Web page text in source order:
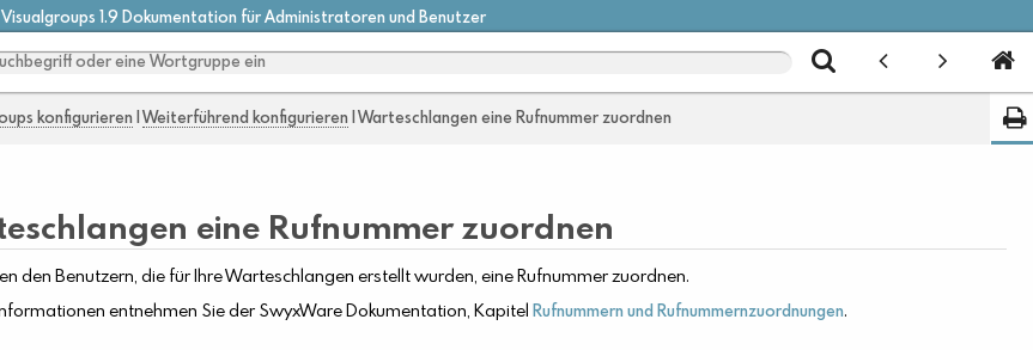
Visualgroups 1.9 Dokumentation für Administratoren und Benutzer